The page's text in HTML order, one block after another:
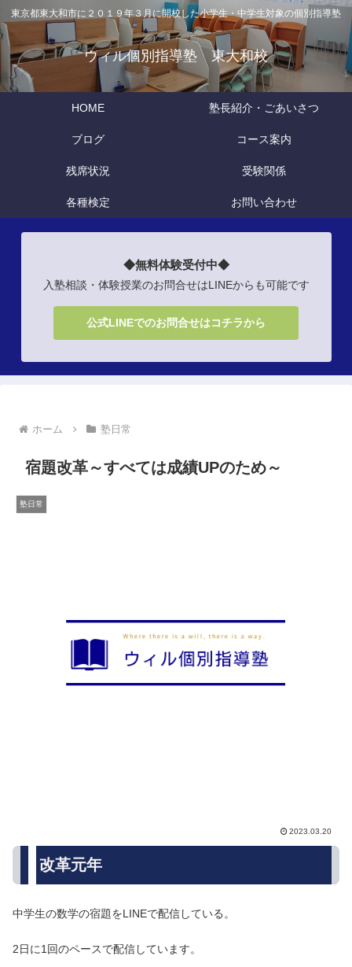
東京都東大和市に２０１９年３月に開校した小学生・中学生対象の個別指導塾
ウィル個別指導塾 東大和校
HOME 塾長紹介・ごあいさつ
ブログ コース案内
残席状況 受験関係
各種検定 お問い合わせ
◆無料体験受付中◆
入塾相談・体験授業のお問合せはLINEからも可能です
公式LINEでのお問合せはコチラから
ホーム 塾日常
宿題改革～すべては成績UPのため～
塾日常
2023.03.20
改革元年
中学生の数学の宿題をLINEで配信している。
2日に1回のペースで配信しています。